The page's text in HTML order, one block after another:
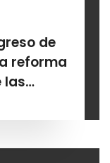
de
reforma
las